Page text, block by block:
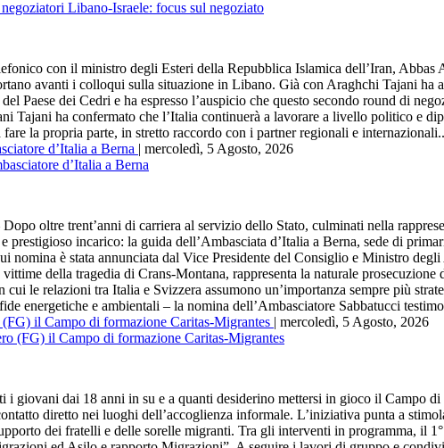
con il ministro degli Esteri della Repubblica Islamica dell’Iran, Abbas
avanti i colloqui sulla situazione in Libano. Già con Araghchi Tajani
Paese dei Cedri e ha espresso l’auspicio che questo secondo round di
Tajani ha confermato che l’Italia continuerà a lavorare a livello politico e
la propria parte, in stretto raccordo con i partner regionali e
d’Italia a Berna | mercoledì, 5 Agosto, 2026
oltre trent’anni di carriera al servizio dello Stato, culminati nella
prestigioso incarico: la guida dell’Ambasciata d’Italia a Berna, sede di
nomina è stata annunciata dal Vice Presidente del Consiglio e Ministro
della tragedia di Crans-Montana, rappresenta la naturale
le relazioni tra Italia e Svizzera assumono un’importanza sempre più
energetiche e ambientali – la nomina dell’Ambasciatore Sabbatucci
il Campo di formazione Caritas-Migrantes | mercoledì, 5 Agosto, 2026
dai 18 anni in su e a quanti desiderino mettersi in gioco il Campo di
diretto nei luoghi dell’accoglienza informale. L’iniziativa punta a
dei fratelli e delle sorelle migranti. Tra gli interventi in programma, il